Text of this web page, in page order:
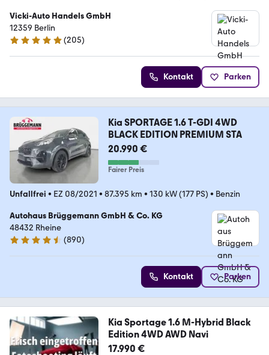
Vicki-Auto Handels GmbH
12359 Berlin
4.9 Sterne
(205)
Kontakt Parken
Kia SPORTAGE 1.6 T-GDI 4WD
BLACK EDITION PREMIUM STA
20.990 €
Fairer Preis
Unfallfrei • EZ 08/2021 • 87.395 km • 130 kW (177 PS) • Benzin
Autohaus Brüggemann GmbH & Co. KG
48432 Rheine
4.7 Sterne
(890)
Kontakt Parken
Kia Sportage 1.6 M-Hybrid Black
Edition 4WD AWD Navi
17.990 €